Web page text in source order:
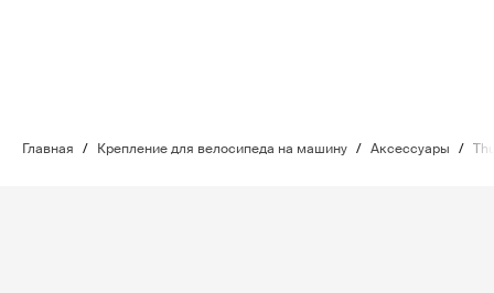
Главная / Крепление для велосипеда на машину / Аксессуары /